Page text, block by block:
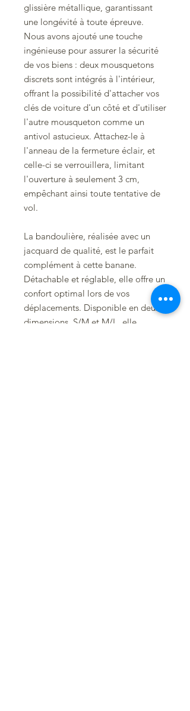
glissière métallique, garantissant
une longévité à toute épreuve.
Nous avons ajouté une touche
ingénieuse pour assurer la sécurité
de vos biens : deux mousquetons
discrets sont intégrés à l'intérieur,
offrant la possibilité d'attacher vos
clés de voiture d'un côté et d'utiliser
l'autre mousqueton comme un
antivol astucieux. Attachez-le à
l'anneau de la fermeture éclair, et
celle-ci se verrouillera, limitant
l'ouverture à seulement 3 cm,
empêchant ainsi toute tentative de
vol.
La bandoulière, réalisée avec un
jacquard de qualité, est le parfait
complément à cette banane.
Détachable et réglable, elle offre un
confort optimal lors de vos
déplacements. Disponible en deux
dimensions, S/M et M/L, elle